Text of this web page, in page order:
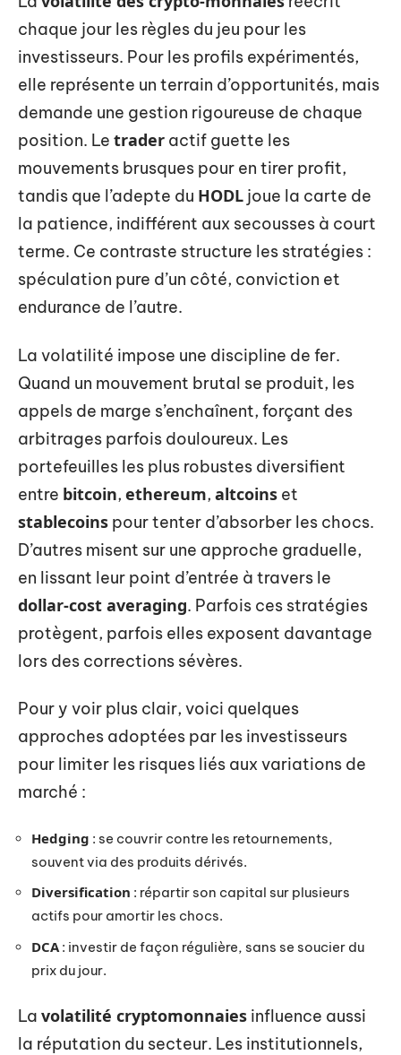
chaque jour les règles du jeu pour les
investisseurs. Pour les profils expérimentés,
elle représente un terrain d’opportunités, mais
demande une gestion rigoureuse de chaque
position. Le trader actif guette les
mouvements brusques pour en tirer profit,
tandis que l’adepte du HODL joue la carte de
la patience, indifférent aux secousses à court
terme. Ce contraste structure les stratégies :
spéculation pure d’un côté, conviction et
endurance de l’autre.
La volatilité impose une discipline de fer.
Quand un mouvement brutal se produit, les
appels de marge s’enchaînent, forçant des
arbitrages parfois douloureux. Les
portefeuilles les plus robustes diversifient
entre bitcoin, ethereum, altcoins et
stablecoins pour tenter d’absorber les chocs.
D’autres misent sur une approche graduelle,
en lissant leur point d’entrée à travers le
dollar-cost averaging. Parfois ces stratégies
protègent, parfois elles exposent davantage
lors des corrections sévères.
Pour y voir plus clair, voici quelques
approches adoptées par les investisseurs
pour limiter les risques liés aux variations de
marché :
Hedging : se couvrir contre les retournements,
souvent via des produits dérivés.
Diversification : répartir son capital sur plusieurs
actifs pour amortir les chocs.
DCA : investir de façon régulière, sans se soucier du
prix du jour.
La volatilité cryptomonnaies influence aussi
la réputation du secteur. Les institutionnels,